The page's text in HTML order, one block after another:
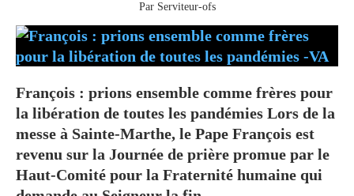
Par Serviteur-ofs
François : prions ensemble comme frères pour
la libération de toutes les pandémies Lors de la
messe à Sainte-Marthe, le Pape François est
revenu sur la Journée de prière promue par le
Haut-Comité pour la Fraternité humaine qui